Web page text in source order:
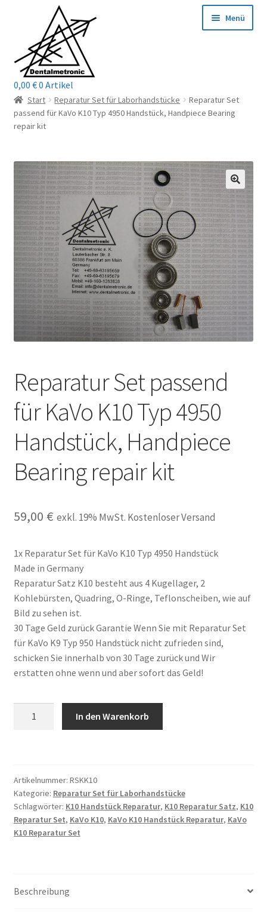
Navigation
springen
springen
Menü
Home
Shop
Kontakt
Reparaturservice
öffnen
Wichtige Infos
öffnen
Unsere Firma
Warenkorb
0,00 €0 Artikel
Start Reparatur Set für Laborhandstücke
Reparatur Set
passend für KaVo K10 Typ 4950 Handstück, Handpiece Bearing
repair kit
Reparatur Set passend
für KaVo K10 Typ 4950
Handstück, Handpiece
Bearing repair kit
59,00 € exkl. 19% MwSt. Kostenloser Versand
1x Reparatur Set für KaVo K10 Typ 4950 Handstück
Made in Germany
Reparatur Satz K10 besteht aus 4 Kugellager, 2
Kohlebürsten, Quadring, O-Ringe, Teflonscheiben, wie auf
Bild zu sehen ist.
30 Tage Geld zurück Garantie Wenn Sie mit Reparatur Set
für KaVo K9 Typ 950 Handstück nicht zufrieden sind,
schicken Sie innerhalb von 30 Tage zurück und Wir
erstatten ohne wenn und aber sofort das Geld!
K10
Typ
4950
Handstück,
kit
In den Warenkorb
Artikelnummer: RSKK10
Kategorie: Reparatur Set für Laborhandstücke
Schlagwörter: K10 Handstück Reparatur, K10 Reparatur Satz, K10
Reparatur Set, KaVo K10, KaVo K10 Handstück Reparatur, KaVo
K10 Reparatur Set
Beschreibung